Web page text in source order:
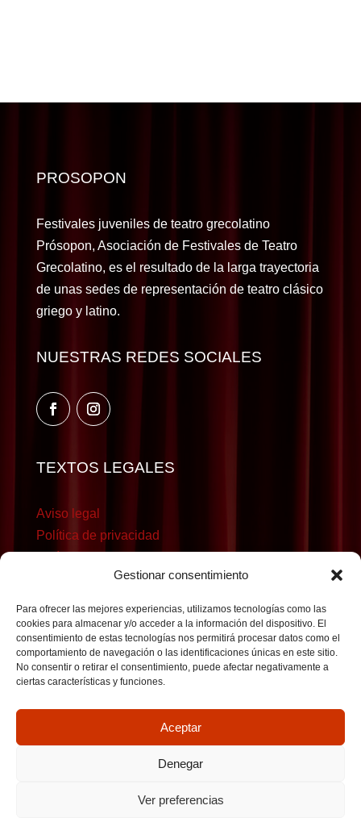
Gestionar consentimiento
Para ofrecer las mejores experiencias, utilizamos tecnologías como las
cookies para almacenar y/o acceder a la información del dispositivo. El
consentimiento de estas tecnologías nos permitirá procesar datos como el
comportamiento de navegación o las identificaciones únicas en este sitio.
No consentir o retirar el consentimiento, puede afectar negativamente a
ciertas características y funciones.
Aceptar
Denegar
Ver preferencias
PROSOPON
Festivales juveniles de teatro grecolatino
Prósopon, Asociación de Festivales de Teatro
Grecolatino, es el resultado de la larga trayectoria
de unas sedes de representación de teatro clásico
griego y latino.
NUESTRAS REDES SOCIALES
TEXTOS LEGALES
Aviso legal
Política de privacidad
Copyright © 2026Prosopon - Festivales juveniles de teatro grecolatino